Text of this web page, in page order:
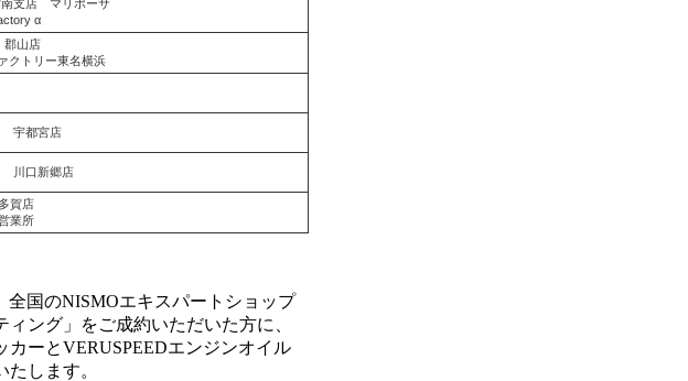
支店 マリポーサ
α
郡山店
クトリー東名横浜
宇都宮店
川口新郷店
賀店
業所
国のNISMOエキスパートショップ
ング」をご成約いただいた方に、
ーとVERUSPEEDエンジンオイル
します。